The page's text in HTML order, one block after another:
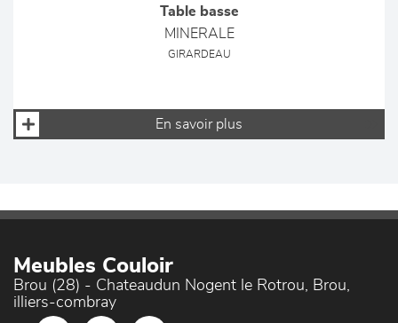
Table basse
MINERALE
GIRARDEAU
En savoir plus
Meubles Couloir
Brou (28) - Chateaudun Nogent le Rotrou, Brou,
illiers-combray